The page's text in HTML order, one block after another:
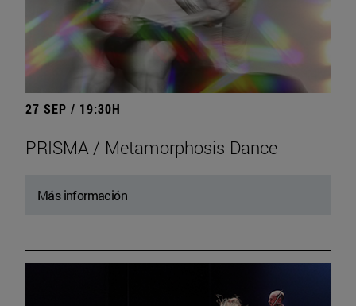
27 SEP / 19:30H
PRISMA / Metamorphosis Dance
Más información